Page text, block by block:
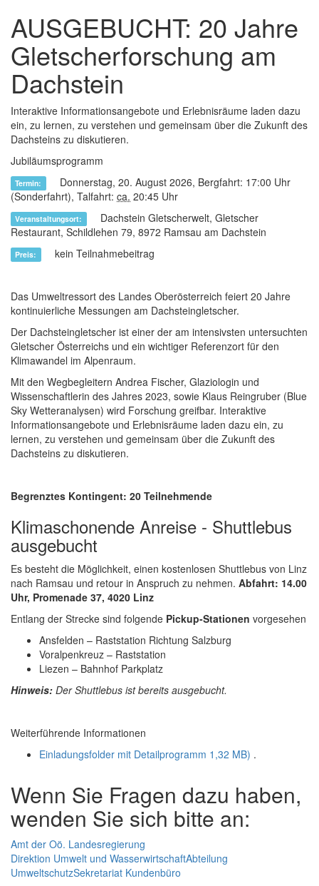
und
schließen
AUSGEBUCHT: 20 Jahre
Gletscherforschung am
Dachstein
Interaktive Informationsangebote und Erlebnisräume laden dazu
ein, zu lernen, zu verstehen und gemeinsam über die Zukunft des
Dachsteins zu diskutieren.
Jubiläumsprogramm
Termin:
Donnerstag, 20. August 2026, Bergfahrt: 17:00 Uhr
(Sonderfahrt), Talfahrt: ca. 20:45 Uhr
Veranstaltungsort:
Dachstein Gletscherwelt, Gletscher
Restaurant, Schildlehen 79, 8972 Ramsau am Dachstein
Preis: kein Teilnahmebeitrag
Das Umweltressort des Landes Oberösterreich feiert 20 Jahre
kontinuierliche Messungen am Dachsteingletscher.
Der Dachsteingletscher ist einer der am intensivsten untersuchten
Gletscher Österreichs und ein wichtiger Referenzort für den
Klimawandel im Alpenraum.
Mit den Wegbegleitern Andrea Fischer, Glaziologin und
Wissenschaftlerin des Jahres 2023, sowie Klaus Reingruber (Blue
Sky Wetteranalysen) wird Forschung greifbar. Interaktive
Informationsangebote und Erlebnisräume laden dazu ein, zu
lernen, zu verstehen und gemeinsam über die Zukunft des
Dachsteins zu diskutieren.
Begrenztes Kontingent: 20 Teilnehmende
Klimaschonende Anreise - Shuttlebus
ausgebucht
Es besteht die Möglichkeit, einen kostenlosen Shuttlebus von Linz
nach Ramsau und retour in Anspruch zu nehmen. Abfahrt: 14.00
Uhr, Promenade 37, 4020 Linz
Entlang der Strecke sind folgende Pickup-Stationen vorgesehen
Ansfelden – Raststation Richtung Salzburg
Voralpenkreuz – Raststation
Liezen – Bahnhof Parkplatz
Hinweis: Der Shuttlebus ist bereits ausgebucht.
Weiterführende Informationen
Einladungsfolder mit Detailprogramm 1,32 MB) .
Wenn Sie Fragen dazu haben,
wenden Sie sich bitte an:
Amt der Oö. Landesregierung
Direktion Umwelt und WasserwirtschaftAbteilung
UmweltschutzSekretariat Kundenbüro